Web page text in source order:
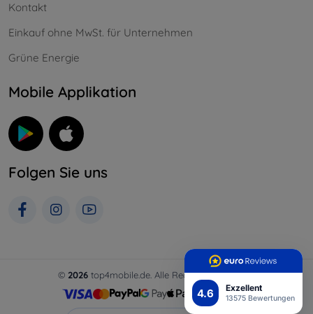
4.6 Exzellent
13575 Bewertungen
Kontakt
Einkauf ohne MwSt. für Unternehmen
Grüne Energie
Mobile Applikation
Folgen Sie uns
© 2026 top4mobile.de. Alle Rechte vorbehalten.